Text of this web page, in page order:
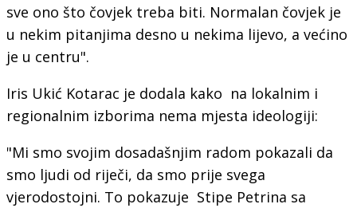
sve ono što čovjek treba biti. Normalan čovjek je
u nekim pitanjima desno u nekima lijevo, a većino
je u centru".
Iris Ukić Kotarac je dodala kako na lokalnim i
regionalnim izborima nema mjesta ideologiji:
"Mi smo svojim dosadašnjim radom pokazali da
smo ljudi od riječi, da smo prije svega
vjerodostojni. To pokazuje Stipe Petrina sa